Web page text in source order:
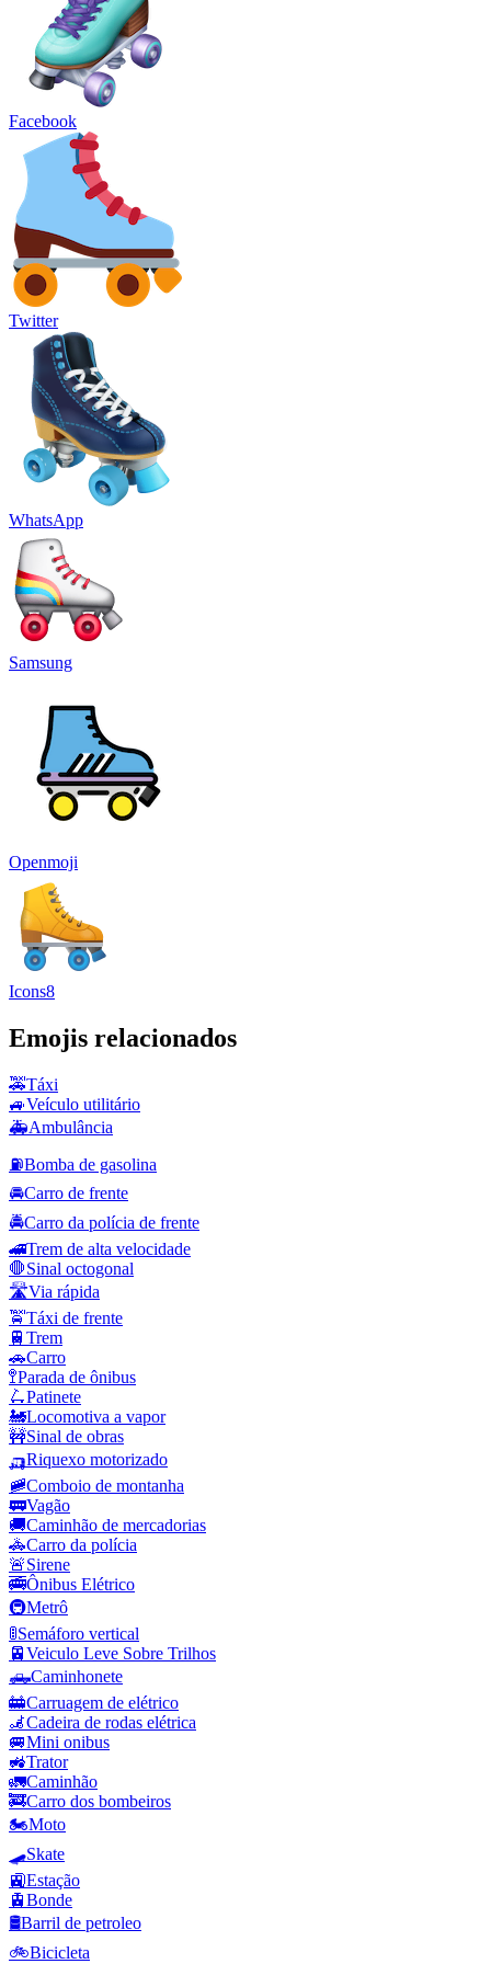
Facebook
Twitter
WhatsApp
Samsung
Openmoji
Icons8
Emojis relacionados
🚕Táxi
🚙Veículo utilitário
🚑Ambulância
⛽Bomba de gasolina
🚘Carro de frente
🚔Carro da polícia de frente
🚄Trem de alta velocidade
🛑Sinal octogonal
🛣️Via rápida
🚖Táxi de frente
🚆 Trem
🚗Carro
🚏Parada de ônibus
🛴Patinete
🚂Locomotiva a vapor
🚧Sinal de obras
🛺Riquexo motorizado
🚞Comboio de montanha
🚃Vagão
🚚Caminhão de mercadorias
🚓Carro da polícia
🚨Sirene
🚎Ônibus Elétrico
🚇Metrô
🚦Semáforo vertical
🚈Veiculo Leve Sobre Trilhos
🛻Caminhonete
🚋Carruagem de elétrico
🦼Cadeira de rodas elétrica
🚐Mini onibus
🚜Trator
🚛Caminhão
🚒Carro dos bombeiros
🏍️Moto
🛹Skate
🚉Estação
🚊Bonde
🛢️Barril de petroleo
🚲Bicicleta